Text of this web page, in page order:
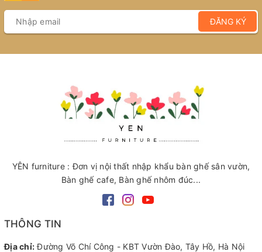
ĐĂNG KÝ
YÊN furniture : Đơn vị nội thất nhập khẩu bàn ghế sân vườn,
Bàn ghế cafe, Bàn ghế nhôm đúc...
THÔNG TIN
Địa chỉ: Đường Võ Chí Công - KBT Vườn Đào, Tây Hồ, Hà Nội